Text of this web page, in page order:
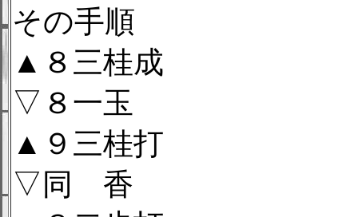
その手順
▲８三桂成
▽８一玉
▲９三桂打
▽同 香